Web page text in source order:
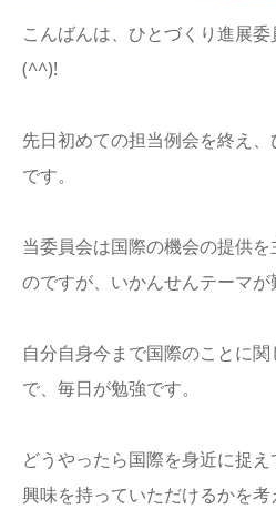
こんばんは、ひとづくり進展
(^^)!
先日初めての担当例会を終え
です。
当委員会は国際の機会の提供
のですが、いかんせんテーマが
自分自身今まで国際のことに
で、毎日が勉強です。
どうやったら国際を身近に捉
興味を持っていただけるかを